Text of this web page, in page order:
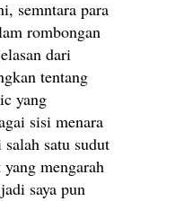
semntara para
rombongan
dari
tentang
yang
sisi menara
satu sudut
mengarah
saya pun